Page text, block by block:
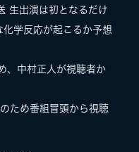
生出演は初となるだけ
学反応が起こるか予想
、中村正人が視聴者か
ため番組冒頭から視聴